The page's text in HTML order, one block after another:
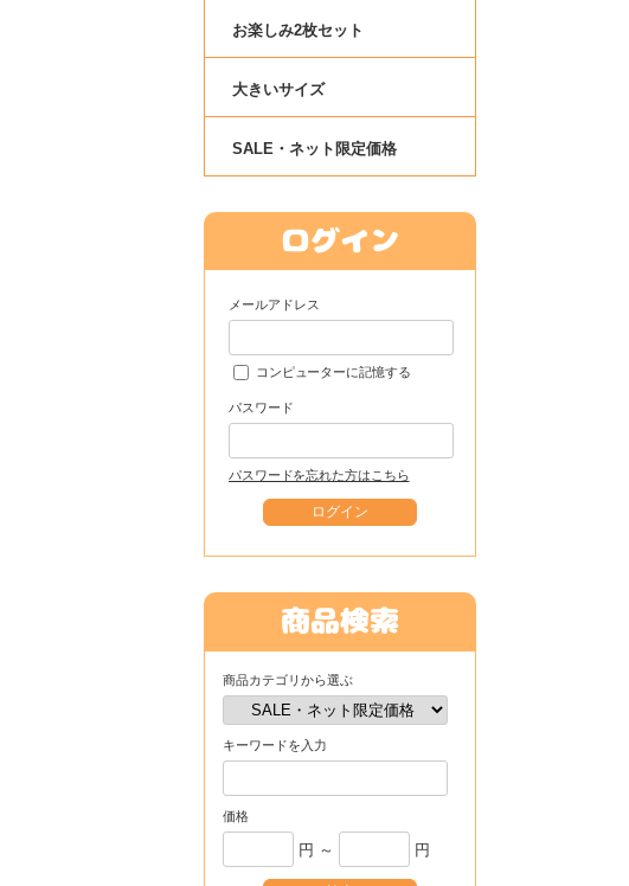
お楽しみ2枚セット
大きいサイズ
SALE・ネット限定価格
メールアドレス
コンピューターに記憶する
パスワード
パスワードを忘れた方はこちら
商品カテゴリから選ぶ
キーワードを入力
価格
円 ～ 円